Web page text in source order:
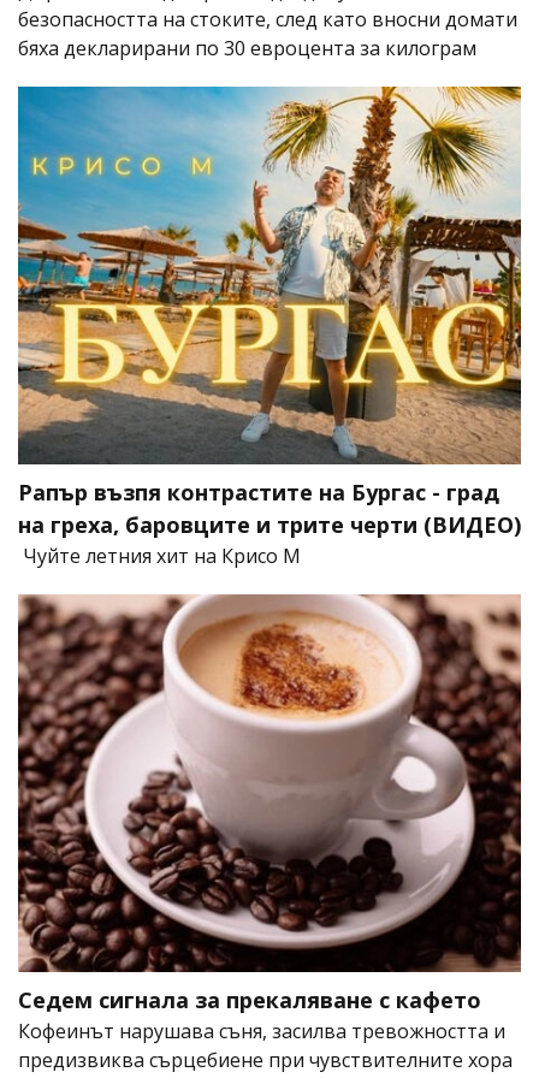
безопасността на стоките, след като вносни домати
бяха декларирани по 30 евроцента за килограм
Рапър възпя контрастите на Бургас - град
на греха, баровците и трите черти (ВИДЕО)
Чуйте летния хит на Крисо М
Седем сигнала за прекаляване с кафето
Кофеинът нарушава съня, засилва тревожността и
предизвиква сърцебиене при чувствителните хора